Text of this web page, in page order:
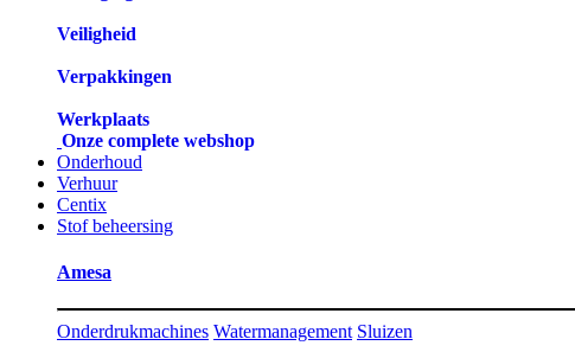
Veiligheid
Verpakkingen
Werkplaats
Onze complete webshop
Onderhoud
Verhuur
Centix
Stof beheersing
Amesa
Onderdrukmachines Watermanagement Sluizen